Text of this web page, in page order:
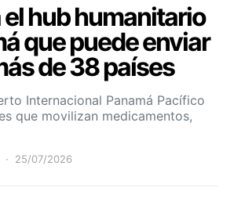
hub humanitario
que puede enviar
de 38 países
Internacional Panamá Pacífico
que movilizan medicamentos,
25/07/2026